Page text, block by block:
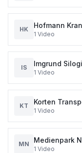
HK Hofmann
1 Video
IS Imgrund
1 Video
KT Korten
1 Video
MN Medienpark
1 Video